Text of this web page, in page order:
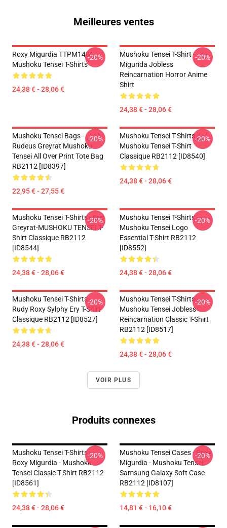
Meilleures ventes
Roxy Migurdia TTPM1401
Mushoku Tensei T-Shirts
24,38 € - 28,06 €
-20%
Mushoku Tensei T-Shirt -
Migurida Jobless
Reincarnation Horror Anime
Shirt
24,38 € - 28,06 €
-20%
Mushoku Tensei Bags -
Rudeus Greyrat Mushoku
Tensei All Over Print Tote Bag
RB2112 [ID8397]
22,95 € - 27,55 €
-20%
Mushoku Tensei T-Shirts -
Mushoku Tensei T-Shirt
Classique RB2112 [ID8540]
24,38 € - 28,06 €
-20%
Mushoku Tensei T-Shirts - Eris
Greyrat-MUSHOKU TENSEI T-
Shirt Classique RB2112
[ID8544]
24,38 € - 28,06 €
-20%
Mushoku Tensei T-Shirts -
Mushoku Tensei Logo
Essential T-Shirt RB2112
[ID8552]
24,38 € - 28,06 €
-20%
Mushoku Tensei T-Shirts -
Rudy Roxy Sylphy Ery T-Shirt
Classique RB2112 [ID8527]
24,38 € - 28,06 €
-20%
Mushoku Tensei T-Shirts -
Mushoku Tensei Jobless
Reincarnation Classic T-Shirt
RB2112 [ID8517]
24,38 € - 28,06 €
-20%
VOIR PLUS
Produits connexes
Mushoku Tensei T-Shirts -
Roxy Migurdia - Mushoku
Tensei Classic T-Shirt RB2112
[ID8561]
24,38 € - 28,06 €
-20%
Mushoku Tensei Cases - Roxy
Migurdia - Mushoku Tensei
Samsung Galaxy Soft Case
RB2112 [ID8107]
14,81 € - 16,10 €
-20%